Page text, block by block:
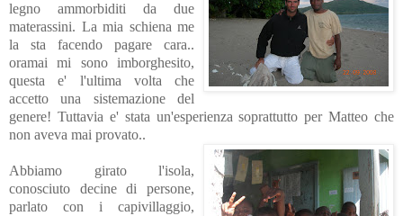
legno ammorbiditi da due
materassini. La mia schiena me
la sta facendo pagare cara..
oramai mi sono imborghesito,
questa e' l'ultima volta che
accetto una sistemazione del
genere! Tuttavia e' stata un'esperienza soprattutto per Matteo che
non aveva mai provato..
Abbiamo girato l'isola,
conosciuto decine di persone,
parlato con i capivillaggio,